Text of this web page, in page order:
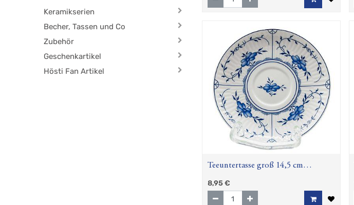
Keramikserien
Becher, Tassen und Co
Zubehör
Geschenkartikel
Hösti Fan Artikel
Teeuntertasse groß 14,5 cm
Strohblume (Amina)
8,95€